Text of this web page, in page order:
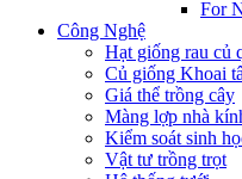
For
Công Nghệ
Hạt giống rau củ
Củ giống Khoai
Giá thể trồng cây
Màng lợp nhà
Kiểm soát sinh
Vật tư trồng trọt